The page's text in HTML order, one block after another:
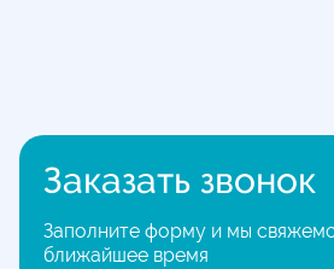
Заказать звонок
Заполните форму и мы
ближайшее время